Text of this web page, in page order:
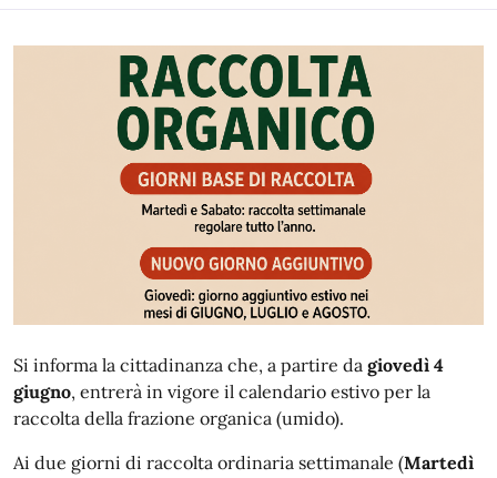
Si informa la cittadinanza che, a partire da giovedì 4
giugno, entrerà in vigore il calendario estivo per la
raccolta della frazione organica (umido).
Ai due giorni di raccolta ordinaria settimanale (Martedì